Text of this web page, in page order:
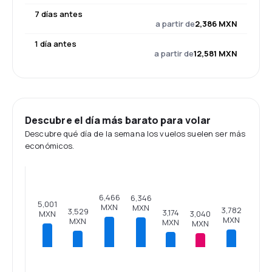
7 días antes
a partir de2,386 MXN
1 día antes
a partir de12,581 MXN
Descubre el día más barato para volar
Descubre qué día de la semana los vuelos suelen ser más
económicos.
5,001
MXN
3,529
MXN
6,466
MXN
6,346
MXN
3,174
MXN
3,040
MXN
3,782
MXN